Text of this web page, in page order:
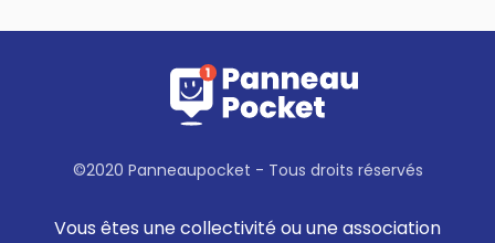
©2020 Panneaupocket - Tous droits réservés
Vous êtes une collectivité ou une association